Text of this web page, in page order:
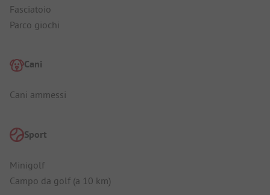
Fasciatoio
Parco giochi
Cani
Cani ammessi
Sport
Minigolf
Campo da golf (a 10 km)